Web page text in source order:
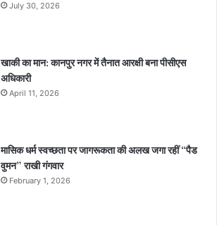
July 30, 2026
खाकी का मान: कानपुर नगर में तैनात आरक्षी बना पीसीएस
अधिकारी
April 11, 2026
मासिक धर्म स्वच्छता पर जागरूकता की अलख जगा रहीं “पैड
वुमन” राखी गंगवार
February 1, 2026